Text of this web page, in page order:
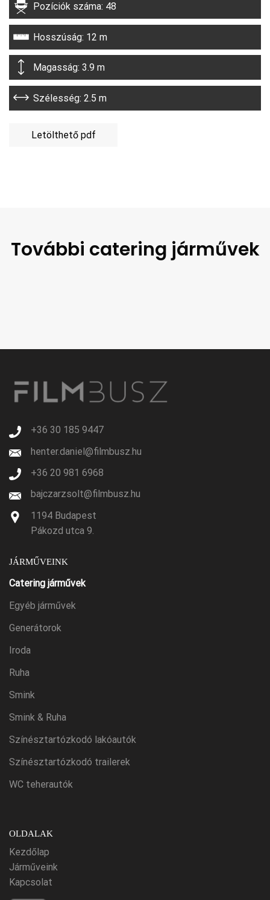
Pozíciók száma: 48
Hosszúság: 12 m
Magasság: 3.9 m
Szélesség: 2.5 m
Letölthető pdf
További catering járművek
+36 30 185 9447
henter.daniel@filmbusz.hu
+36 20 981 6968
bajczarzsolt@filmbusz.hu
1194 Budapest
Pákozd utca 9.
JÁRMŰVEINK
Catering járművek
Egyéb járművek
Generátorok
Iroda
Ruha
Smink
Smink & Ruha
Színésztartózkodó lakóautók
Színésztartózkodó trailerek
WC teherautók
OLDALAK
Kezdőlap
Járműveink
Kapcsolat